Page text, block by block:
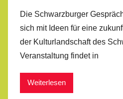
Die Schwarzburger
sich mit Ideen für eine
der Kulturlandschaft des
Veranstaltung findet in
Weiterlesen